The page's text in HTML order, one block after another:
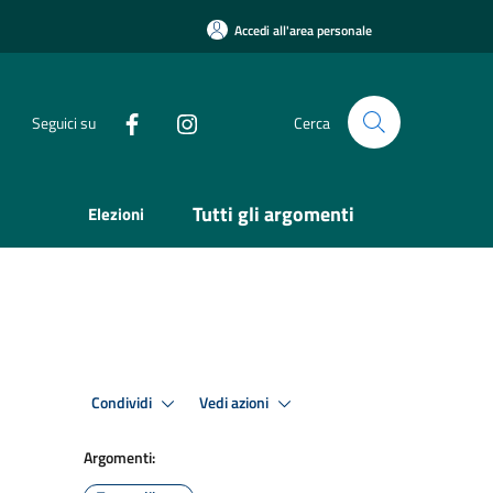
Accedi all'area personale
Seguici su Cerca
Elezioni Tutti gli argomenti
Condividi Vedi azioni
Argomenti: